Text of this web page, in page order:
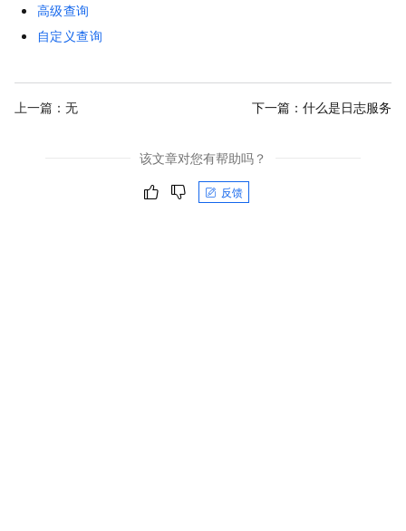
高级查询
自定义查询
上一篇：无 下一篇： 什么是日志服务
该文章对您有帮助吗？
反馈